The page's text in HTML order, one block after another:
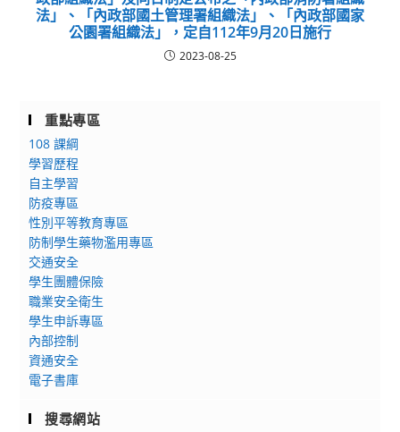
法」、「內政部國土管理署組織法」、「內政部國家
公園署組織法」，定自112年9月20日施行
2023-08-25
重點專區
108 課綱
學習歷程
自主學習
防疫專區
性別平等教育專區
防制學生藥物濫用專區
交通安全
學生團體保險
職業安全衛生
學生申訴專區
內部控制
資通安全
電子書庫
搜尋網站